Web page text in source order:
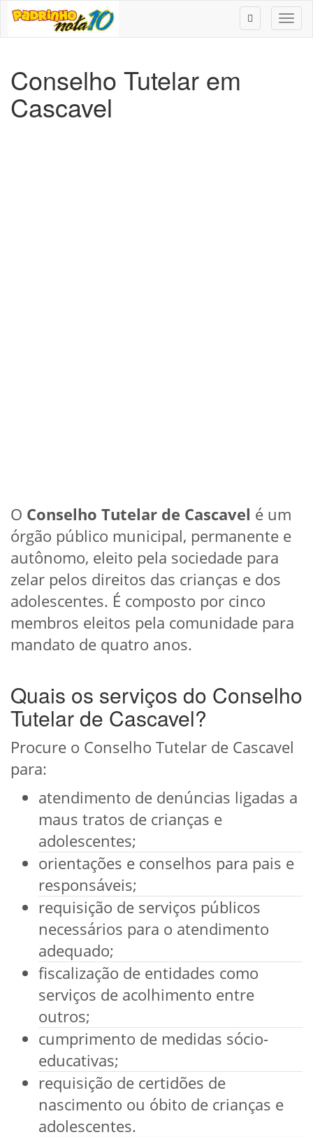
Conselho Tutelar em
Cascavel
O Conselho Tutelar de Cascavel é um
órgão público municipal, permanente e
autônomo, eleito pela sociedade para
zelar pelos direitos das crianças e dos
adolescentes. É composto por cinco
membros eleitos pela comunidade para
mandato de quatro anos.
Quais os serviços do Conselho
Tutelar de Cascavel?
Procure o Conselho Tutelar de Cascavel
para:
atendimento de denúncias ligadas a
maus tratos de crianças e
adolescentes;
orientações e conselhos para pais e
responsáveis;
requisição de serviços públicos
necessários para o atendimento
adequado;
fiscalização de entidades como
serviços de acolhimento entre
outros;
cumprimento de medidas sócio-
educativas;
requisição de certidões de
nascimento ou óbito de crianças e
adolescentes.